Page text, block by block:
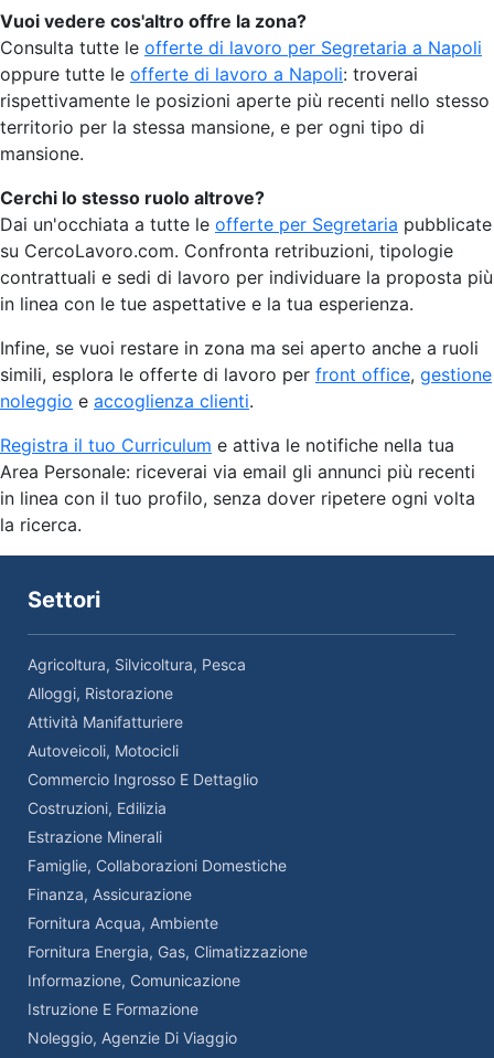
Vuoi vedere cos'altro offre la zona?
Consulta tutte le offerte di lavoro per Segretaria a Napoli
oppure tutte le offerte di lavoro a Napoli: troverai
rispettivamente le posizioni aperte più recenti nello stesso
territorio per la stessa mansione, e per ogni tipo di
mansione.
Cerchi lo stesso ruolo altrove?
Dai un'occhiata a tutte le offerte per Segretaria pubblicate
su CercoLavoro.com. Confronta retribuzioni, tipologie
contrattuali e sedi di lavoro per individuare la proposta più
in linea con le tue aspettative e la tua esperienza.
Infine, se vuoi restare in zona ma sei aperto anche a ruoli
simili, esplora le offerte di lavoro per front office, gestione
noleggio e accoglienza clienti.
Registra il tuo Curriculum e attiva le notifiche nella tua
Area Personale: riceverai via email gli annunci più recenti
in linea con il tuo profilo, senza dover ripetere ogni volta
la ricerca.
Settori
Agricoltura, Silvicoltura, Pesca
Alloggi, Ristorazione
Attività Manifatturiere
Autoveicoli, Motocicli
Commercio Ingrosso E Dettaglio
Costruzioni, Edilizia
Estrazione Minerali
Famiglie, Collaborazioni Domestiche
Finanza, Assicurazione
Fornitura Acqua, Ambiente
Fornitura Energia, Gas, Climatizzazione
Informazione, Comunicazione
Istruzione E Formazione
Noleggio, Agenzie Di Viaggio